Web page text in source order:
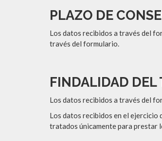
PLAZO DE
Los datos recibidos a través del
través del formulario.
FINDALIDAD DEL
Los datos recibidos a través del
Los datos recibidos en el ejercicio
tratados únicamente para prestar